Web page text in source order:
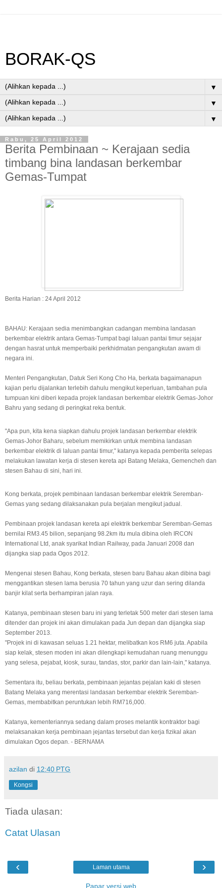
BORAK-QS
▼
▼
▼
Rabu, 25 April 2012
Berita Pembinaan ~ Kerajaan sedia
timbang bina landasan berkembar
Gemas-Tumpat
Berita Harian : 24 April 2012
BAHAU: Kerajaan sedia menimbangkan cadangan membina landasan
berkembar elektrik antara Gemas-Tumpat bagi laluan pantai timur sejajar
dengan hasrat untuk memperbaiki perkhidmatan pengangkutan awam di
negara ini.
Menteri Pengangkutan, Datuk Seri Kong Cho Ha, berkata bagaimanapun
kajian perlu dijalankan terlebih dahulu mengikut keperluan, tambahan pula
tumpuan kini diberi kepada projek landasan berkembar elektrik Gemas-Johor
Bahru yang sedang di peringkat reka bentuk.
"Apa pun, kita kena siapkan dahulu projek landasan berkembar elektrik
Gemas-Johor Baharu, sebelum memikirkan untuk membina landasan
berkembar elektrik di laluan pantai timur," katanya kepada pemberita selepas
melakukan lawatan kerja di stesen kereta api Batang Melaka, Gemencheh dan
stesen Bahau di sini, hari ini.
Kong berkata, projek pembinaan landasan berkembar elektrik Seremban-
Gemas yang sedang dilaksanakan pula berjalan mengikut jadual.
Pembinaan projek landasan kereta api elektrik berkembar Seremban-Gemas
bernilai RM3.45 bilion, sepanjang 98.2km itu mula dibina oleh IRCON
International Ltd, anak syarikat Indian Railway, pada Januari 2008 dan
dijangka siap pada Ogos 2012.
Mengenai stesen Bahau, Kong berkata, stesen baru Bahau akan dibina bagi
menggantikan stesen lama berusia 70 tahun yang uzur dan sering dilanda
banjir kilat serta berhampiran jalan raya.
Katanya, pembinaan stesen baru ini yang terletak 500 meter dari stesen lama
ditender dan projek ini akan dimulakan pada Jun depan dan dijangka siap
September 2013.
"Projek ini di kawasan seluas 1.21 hektar, melibatkan kos RM6 juta. Apabila
siap kelak, stesen moden ini akan dilengkapi kemudahan ruang menunggu
yang selesa, pejabat, kiosk, surau, tandas, stor, parkir dan lain-lain," katanya.
Sementara itu, beliau berkata, pembinaan jejantas pejalan kaki di stesen
Batang Melaka yang merentasi landasan berkembar elektrik Seremban-
Gemas, membabitkan peruntukan lebih RM716,000.
Katanya, kementeriannya sedang dalam proses melantik kontraktor bagi
melaksanakan kerja pembinaan jejantas tersebut dan kerja fizikal akan
dimulakan Ogos depan. - BERNAMA
azilan di 12:40 PTG
Kongsi
Tiada ulasan:
Catat Ulasan
‹ ›
Laman utama
Papar versi web